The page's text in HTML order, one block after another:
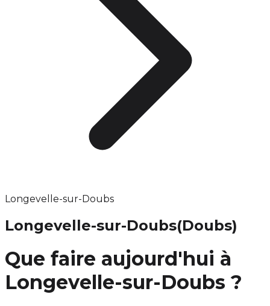
Longevelle-sur-Doubs
Longevelle-sur-Doubs(Doubs)
Que faire aujourd'hui à
Longevelle-sur-Doubs ?